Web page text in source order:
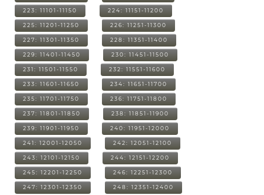
223: 11101-11150 224: 11151-11200
225: 11201-11250 226: 11251-11300
227: 11301-11350 228: 11351-11400
229: 11401-11450 230: 11451-11500
231: 11501-11550 232: 11551-11600
233: 11601-11650 234: 11651-11700
235: 11701-11750 236: 11751-11800
237: 11801-11850 238: 11851-11900
239: 11901-11950 240: 11951-12000
241: 12001-12050 242: 12051-12100
243: 12101-12150 244: 12151-12200
245: 12201-12250 246: 12251-12300
247: 12301-12350 248: 12351-12400